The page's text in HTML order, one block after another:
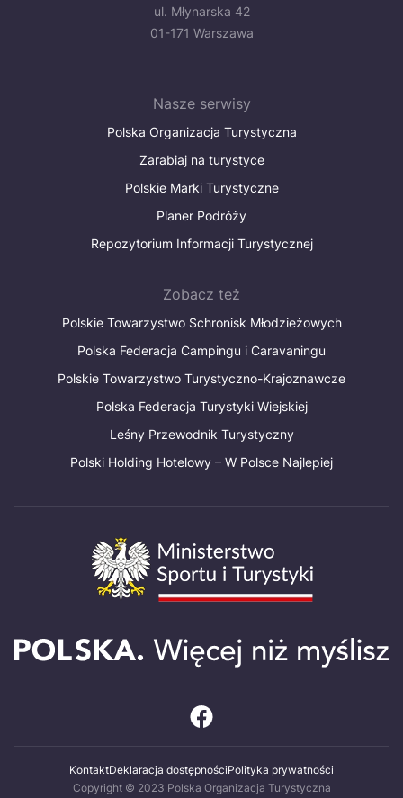
ul. Młynarska 42
01-171 Warszawa
Nasze serwisy
Polska Organizacja Turystyczna
Zarabiaj na turystyce
Polskie Marki Turystyczne
Planer Podróży
Repozytorium Informacji Turystycznej
Zobacz też
Polskie Towarzystwo Schronisk Młodzieżowych
Polska Federacja Campingu i Caravaningu
Polskie Towarzystwo Turystyczno-Krajoznawcze
Polska Federacja Turystyki Wiejskiej
Leśny Przewodnik Turystyczny
Polski Holding Hotelowy – W Polsce Najlepiej
KontaktDeklaracja dostępnościPolityka prywatności
Copyright © 2023 Polska Organizacja Turystyczna